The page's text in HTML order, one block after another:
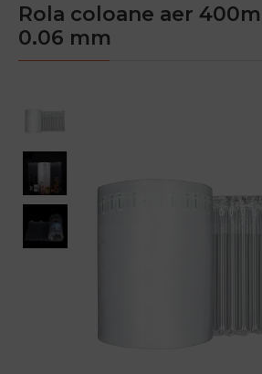
Rola coloane aer
0.06 mm